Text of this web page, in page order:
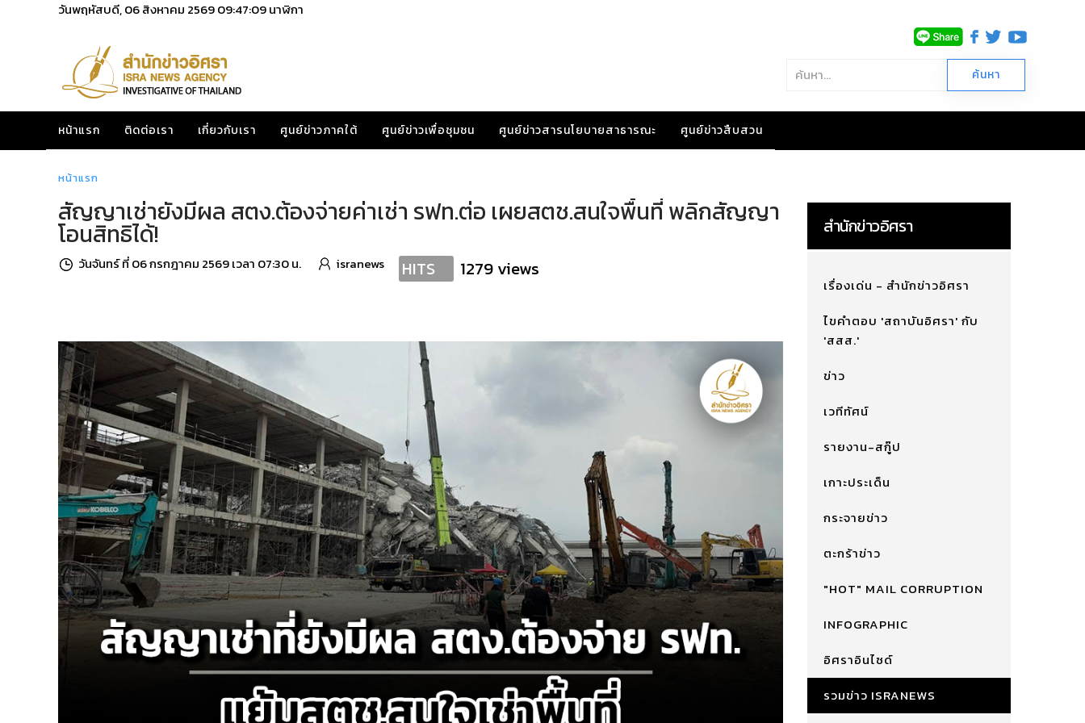
วันพฤหัสบดี, 06 สิงหาคม 256909:47:10นาฬิกา
หน้าแรก ติดต่อเรา เกี่ยวกับเรา ศูนย์ข่าวภาคใต้ ศูนย์ข่าวเพื่อชุมชน ศูนย์ข่าวสารนโยบายสาธารณะ ศูนย์ข่าวสืบสวน
หน้าแรก
สัญญาเช่ายังมีผล สตง.ต้องจ่ายค่าเช่า รฟท.ต่อ เผยสตช.สนใจพื้นที่ พลิกสัญญา
โอนสิทธิได้!
วันจันทร์ ที่ 06 กรกฎาคม 2569 เวลา 07:30 น. isranews HITS 1279 views
สำนักข่าวอิศรา
เรื่องเด่น - สำนักข่าวอิศรา
ไขคำตอบ 'สถาบันอิศรา' กับ
'สสส.'
ข่าว
เวทีทัศน์
รายงาน-สกู๊ป
เกาะประเด็น
กระจายข่าว
ตะกร้าข่าว
"HOT" MAIL CORRUPTION
INFOGRAPHIC
อิศราอินไซด์
รวมข่าว ISRANEWS